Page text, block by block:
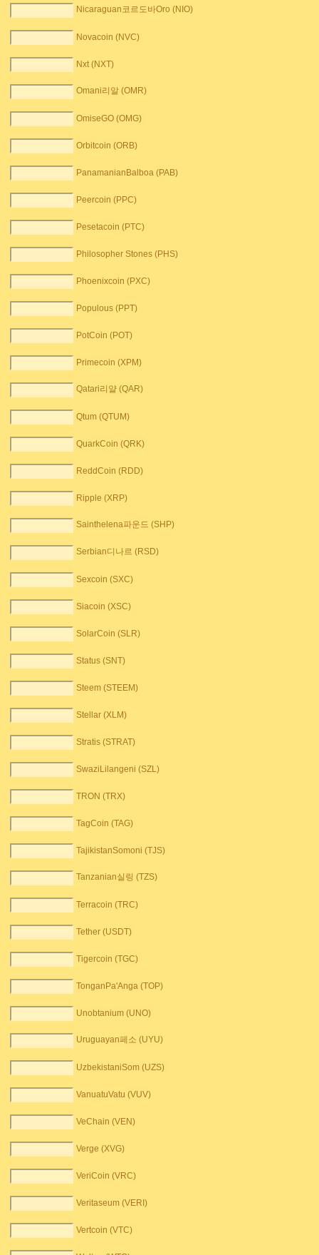
Nicaraguan코르도바Oro (NIO)
Novacoin (NVC)
Nxt (NXT)
Omani리알 (OMR)
OmiseGO (OMG)
Orbitcoin (ORB)
PanamanianBalboa (PAB)
Peercoin (PPC)
Pesetacoin (PTC)
Philosopher Stones (PHS)
Phoenixcoin (PXC)
Populous (PPT)
PotCoin (POT)
Primecoin (XPM)
Qatari리얄 (QAR)
Qtum (QTUM)
QuarkCoin (QRK)
ReddCoin (RDD)
Ripple (XRP)
Sainthelena파운드 (SHP)
Serbian디나르 (RSD)
Sexcoin (SXC)
Siacoin (XSC)
SolarCoin (SLR)
Status (SNT)
Steem (STEEM)
Stellar (XLM)
Stratis (STRAT)
SwaziLilangeni (SZL)
TRON (TRX)
TagCoin (TAG)
TajikistanSomoni (TJS)
Tanzanian실링 (TZS)
Terracoin (TRC)
Tether (USDT)
Tigercoin (TGC)
TonganPa'Anga (TOP)
Unobtanium (UNO)
Uruguayan페소 (UYU)
UzbekistaniSom (UZS)
VanuatuVatu (VUV)
VeChain (VEN)
Verge (XVG)
VeriCoin (VRC)
Veritaseum (VERI)
Vertcoin (VTC)